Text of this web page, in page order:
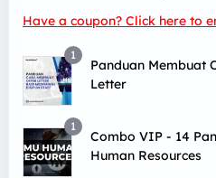
Have a coupon? Click here to
1
Panduan Membuat
Letter
1
Combo VIP - 14
Human Resources